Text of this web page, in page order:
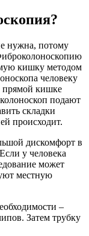
нужна, потому
кишку методом
человеку
прямой кишке
подают
складки
происходит.
дискомфорт в
у человека
может
местную
–
Затем трубку